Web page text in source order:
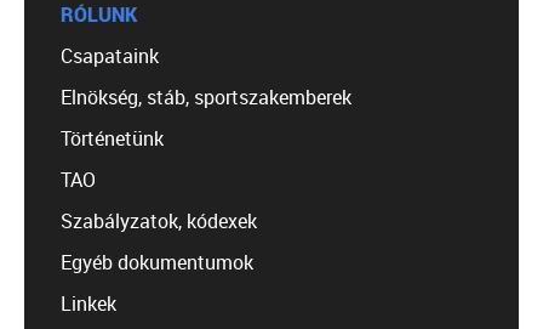
RÓLUNK
Csapataink
Elnökség, stáb, sportszakemberek
Történetünk
TAO
Szabályzatok, kódexek
Egyéb dokumentumok
Linkek